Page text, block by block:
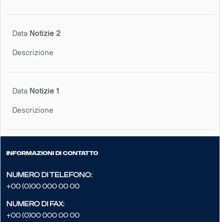
Data Notizie 2
Descrizione
Data Notizie 1
Descrizione
Informazioni di contatto
Numero di telefono:
+00 (0)00 000 00 00
Numero di fax:
+00 (0)00 000 00 00